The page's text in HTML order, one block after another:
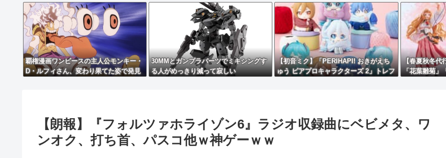
覇権漫画ワンピースの主人公モンキー・
D・ルフィさん、変わり果てた姿で発見
30MMとガンプラパーツでミキシングす
る人がめっきり減って寂しい
【初音ミク】「PERIHAPI! おきがえち
ゅう ピアプロキャラクターズ 2」トレフ
【春夏秋冬代
「花葉雛菊」
【朗報】『フォルツァホライゾン6』ラジオ収録曲にベビメタ、ワ
ンオク、打ち首、パスコ他ｗ神ゲーｗｗ